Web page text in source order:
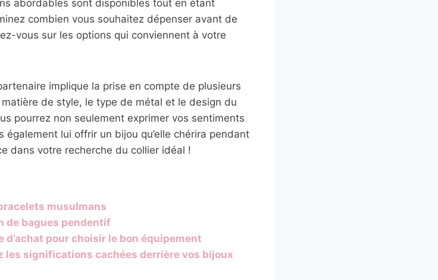
abordables sont disponibles tout en étant
combien vous souhaitez dépenser avant de
vous sur les options qui conviennent à votre
implique la prise en compte de plusieurs
de style, le type de métal et le design du
pourrez non seulement exprimer vos sentiments
lui offrir un bijou qu’elle chérira pendant
dans votre recherche du collier idéal !
musulmans
de bagues pendentif
pour choisir le bon équipement
les significations cachées derrière vos bijoux